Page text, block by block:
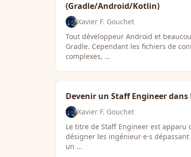
(Gradle/Android/Kotlin)
Xavier F. Gouchet
Tout développeur Android et
Gradle. Cependant les fichiers de
complexes, …
Devenir un Staff Engineer dans
Xavier F. Gouchet
Le titre de Staff Engineer est
désigner les ingénieur·e·s
un …